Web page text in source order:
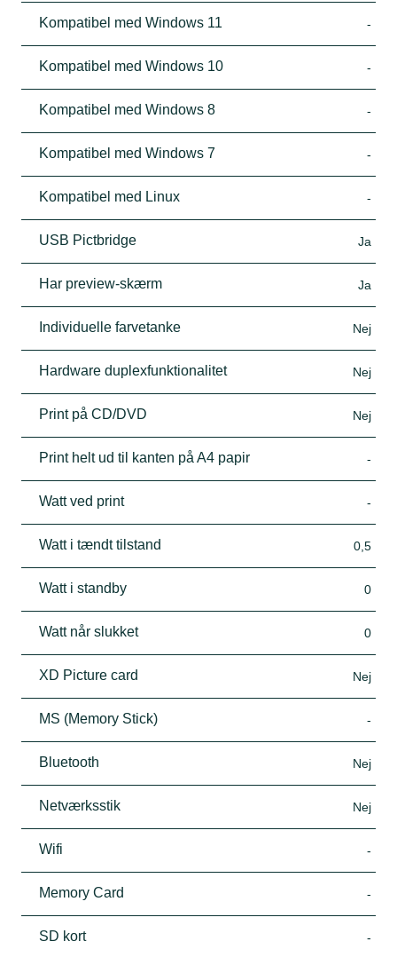
Kompatibel med Windows 11 -
Kompatibel med Windows 10 -
Kompatibel med Windows 8 -
Kompatibel med Windows 7 -
Kompatibel med Linux -
USB Pictbridge Ja
Har preview-skærm Ja
Individuelle farvetanke Nej
Hardware duplexfunktionalitet Nej
Print på CD/DVD Nej
Print helt ud til kanten på A4 papir -
Watt ved print -
Watt i tændt tilstand 0,5
Watt i standby 0
Watt når slukket 0
XD Picture card Nej
MS (Memory Stick) -
Bluetooth Nej
Netværksstik Nej
Wifi -
Memory Card -
SD kort -